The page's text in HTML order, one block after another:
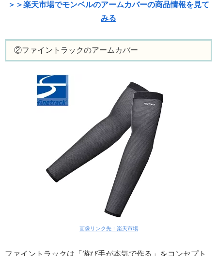
＞＞楽天市場でモンベルのアームカバーの商品情報を見て
みる
②ファイントラックのアームカバー
画像リンク先：楽天市場
ファイントラックは「遊び手が本気で作る」をコンセプト